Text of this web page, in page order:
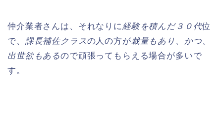
仲介業者さんは、それなりに 経験を積んだ３０代位
で、 課長補佐クラスの人の方が裁量もあり、かつ、
出世欲もあるので頑張ってもらえる場合が多いで
す。